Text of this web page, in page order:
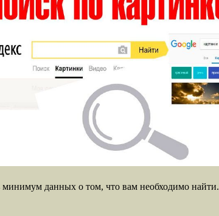
минимум данных о том, что вам необходимо найти.